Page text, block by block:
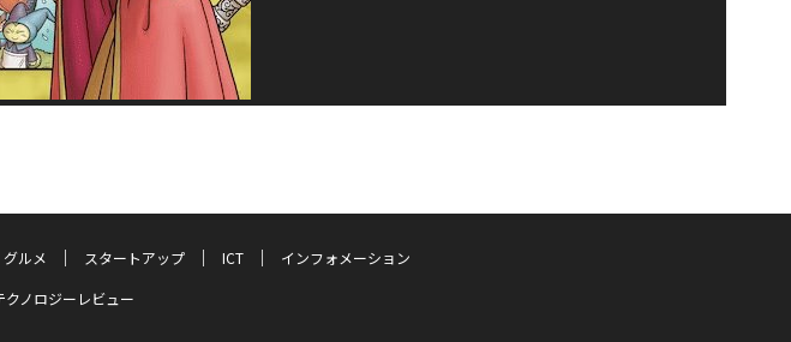
グルメ スタートアップ ICT
インフォメーション
クノロジーレビュー